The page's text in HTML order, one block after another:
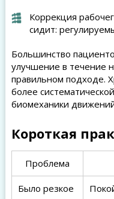
Коррекция
сидит:
Большинство
улучшение в течение
правильном подходе.
более
биомеханики
Короткая
Проблема
Было резкое